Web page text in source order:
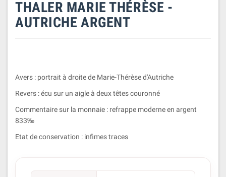
THALER MARIE THÉRÈSE -
AUTRICHE ARGENT
Avers : portrait à droite de Marie-Thérèse d'Autriche
Revers : écu sur un aigle à deux têtes couronné
Commentaire sur la monnaie : refrappe moderne en argent
833‰
Etat de conservation : infimes traces